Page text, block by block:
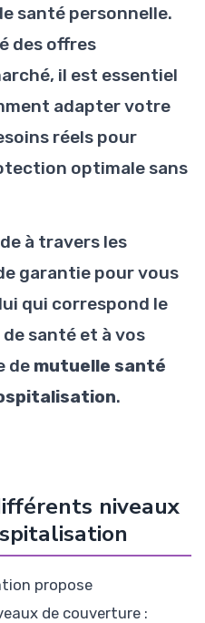
santé personnelle.
des offres
il est essentiel
adapter votre
réels pour
optimale sans
à travers les
garantie pour vous
qui correspond le
santé et à vos
de mutuelle santé
.
niveaux
propose
de couverture :